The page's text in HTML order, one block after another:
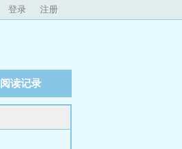
登录 注册
阅读记录